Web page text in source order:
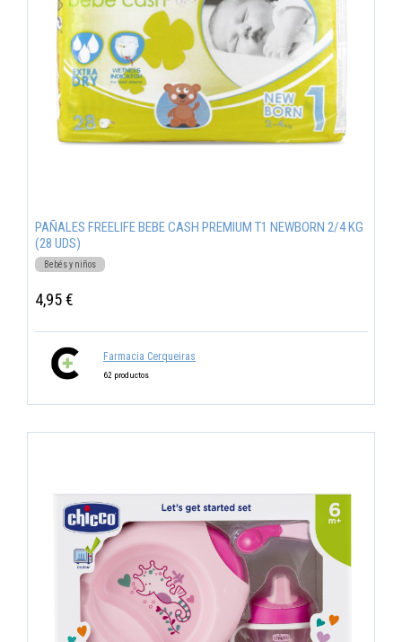
PAÑALES FREELIFE BEBE CASH PREMIUM T1 NEWBORN 2/4 KG
(28 UDS)
Bebés y niños
4,95 €
Farmacia Cerqueiras
62 productos